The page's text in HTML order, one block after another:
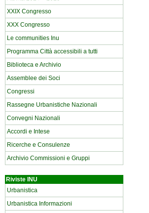
XXIX Congresso
XXX Congresso
Le communities Inu
Programma Città accessibili a tutti
Biblioteca e Archivio
Assemblee dei Soci
Congressi
Rassegne Urbanistiche Nazionali
Convegni Nazionali
Accordi e Intese
Ricerche e Consulenze
Archivio Commissioni e Gruppi
Riviste INU
Urbanistica
Urbanistica Informazioni